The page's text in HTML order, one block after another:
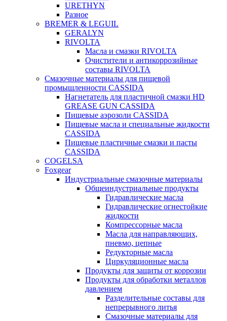
URETHYN
Разное
BREMER & LEGUIL
GERALYN
RIVOLTA
Масла и смазки RIVOLTA
Очистители и антикоррозийные
составы RIVOLTA
Смазочные материалы для пищевой
промышленности CASSIDA
Нагнетатель для пластичной смазки HD
GREASE GUN CASSIDA
Пищевые аэрозоли CASSIDA
Пищевые масла и специальные жидкости
CASSIDA
Пищевые пластичные смазки и пасты
CASSIDA
COGELSA
Foxgear
Индустриальные смазочные материалы
Общеиндустриальные продукты
Гидравлические масла
Гидравлические огнестойкие
жидкости
Компрессорные масла
Масла для направляющих,
пневмо, цепные
Редукторные масла
Циркуляционные масла
Продукты для защиты от коррозии
Продукты для обработки металлов
давлением
Разделительные составы для
непрерывного литья
Смазочные материалы для